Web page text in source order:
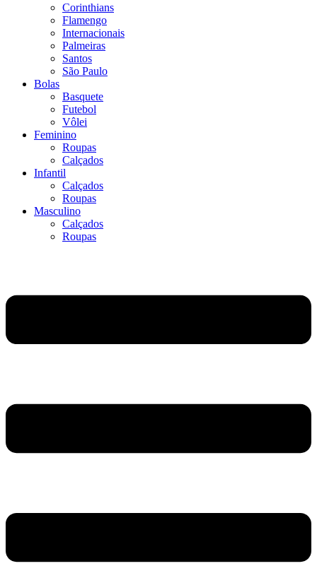
Corinthians
Flamengo
Internacionais
Palmeiras
Santos
São Paulo
Bolas
Basquete
Futebol
Vôlei
Feminino
Roupas
Calçados
Infantil
Calçados
Roupas
Masculino
Calçados
Roupas